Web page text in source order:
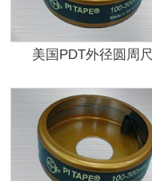
美国PDT外径圆周尺